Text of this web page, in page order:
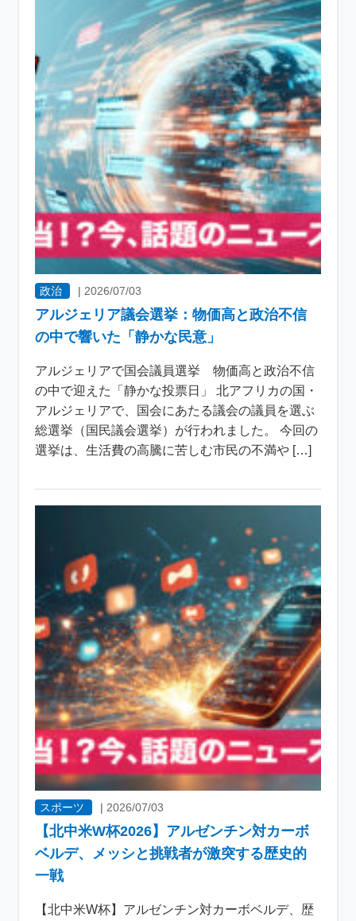
政治 | 2026/07/03
アルジェリア議会選挙：物価高と政治不信
の中で響いた「静かな民意」
アルジェリアで国会議員選挙 物価高と政治不信
の中で迎えた「静かな投票日」 北アフリカの国・
アルジェリアで、国会にあたる議会の議員を選ぶ
総選挙（国民議会選挙）が行われました。 今回の
選挙は、生活費の高騰に苦しむ市民の不満や […]
スポーツ | 2026/07/03
【北中米W杯2026】アルゼンチン対カーボ
ベルデ、メッシと挑戦者が激突する歴史的
一戦
【北中米W杯】アルゼンチン対カーボベルデ、歴